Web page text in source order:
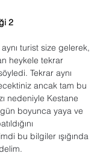
2
turist size gelerek,
heykele tekrar
Tekrar aynı
ancak tam bu
nedeniyle Kestane
boyunca yaya ve
bu bilgiler ışığında